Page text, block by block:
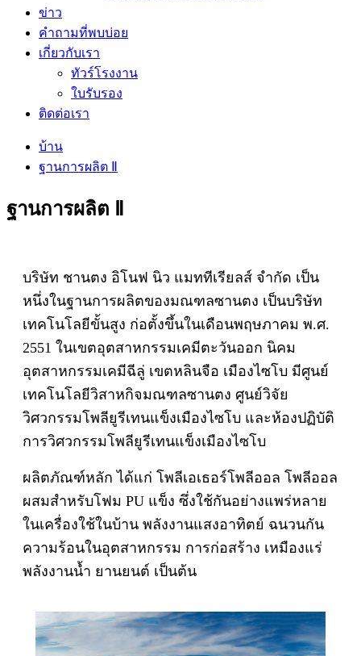
ข่าว
คำถามที่พบบ่อย
เกี่ยวกับเรา
ทัวร์โรงงาน
ใบรับรอง
ติดต่อเรา
บ้าน
ฐานการผลิต Ⅱ
ฐานการผลิต Ⅱ
บริษัท ชานตง อิโนฟ นิว แมททีเรียลส์ จำกัด เป็น
หนึ่งในฐานการผลิตของมณฑลซานตง เป็นบริษัท
เทคโนโลยีขั้นสูง ก่อตั้งขึ้นในเดือนพฤษภาคม พ.ศ.
2551 ในเขตอุตสาหกรรมเคมีตะวันออก นิคม
อุตสาหกรรมเคมีฉีลู่ เขตหลินจือ เมืองไซโบ มีศูนย์
เทคโนโลยีวิสาหกิจมณฑลซานตง ศูนย์วิจัย
วิศวกรรมโพลียูรีเทนแข็งเมืองไซโบ และห้องปฏิบัติ
การวิศวกรรมโพลียูรีเทนแข็งเมืองไซโบ
ผลิตภัณฑ์หลัก ได้แก่ โพลีเอเธอร์โพลีออล โพลีออล
ผสมสำหรับโฟม PU แข็ง ซึ่งใช้กันอย่างแพร่หลาย
ในเครื่องใช้ในบ้าน พลังงานแสงอาทิตย์ ฉนวนกัน
ความร้อนในอุตสาหกรรม การก่อสร้าง เหมืองแร่
พลังงานน้ำ ยานยนต์ เป็นต้น